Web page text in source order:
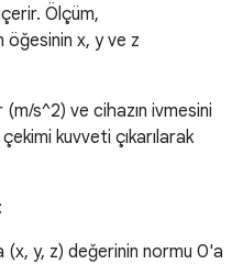
Ölçüm,
x, y ve z
s^2) ve cihazın ivmesini
kuvveti çıkarılarak
(x, y, z) değerinin normu 0'a